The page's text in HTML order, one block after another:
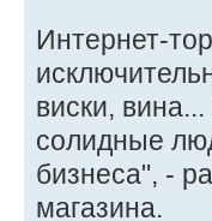
Интернет-
виски,
солидные
бизнеса", -
магазина.